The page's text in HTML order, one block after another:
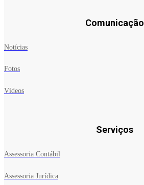
Comunicação
Notícias
Fotos
Vídeos
Serviços
Assessoria Contábil
Assessoria Jurídica